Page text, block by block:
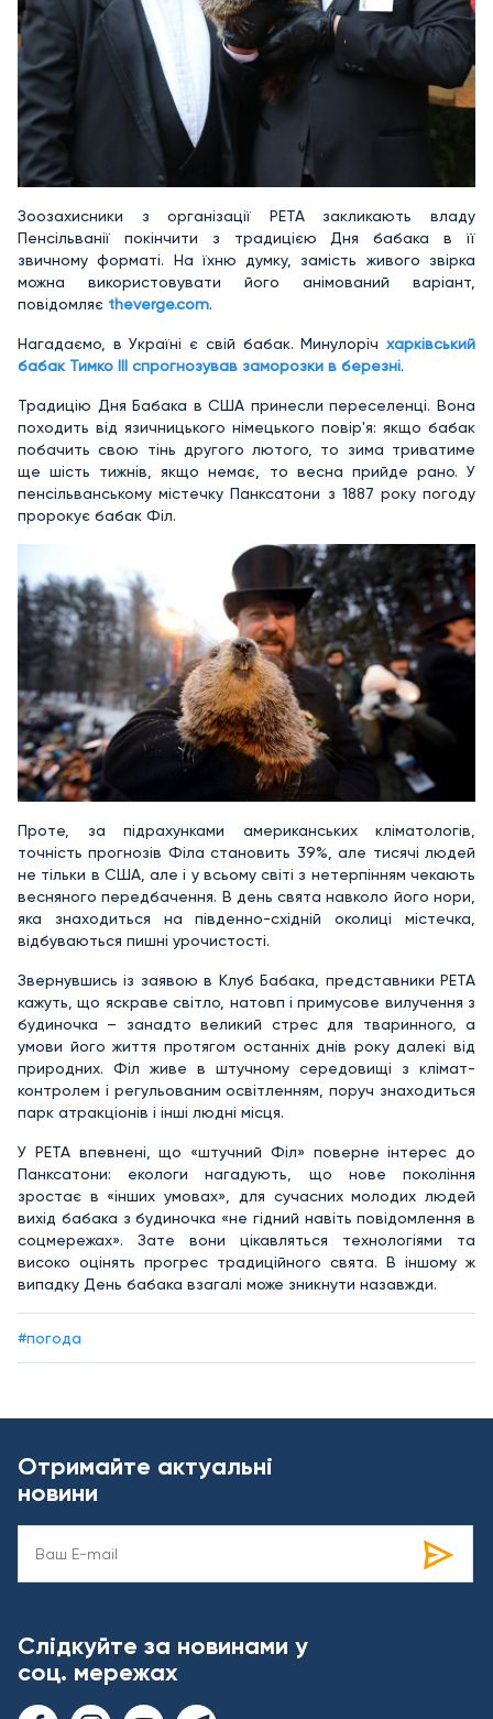
Зоозахисники з організації PETA закликають владу
Пенсільванії покінчити з традицією Дня бабака в її
звичному форматі. На їхню думку, замість живого звірка
можна використовувати його анімований варіант,
повідомляє theverge.com.
Нагадаємо, в Україні є свій бабак. Минулоріч харківський
бабак Тимко ІІІ спрогнозував заморозки в березні.
Традицію Дня Бабака в США принесли переселенці. Вона
походить від язичницького німецького повір'я: якщо бабак
побачить свою тінь другого лютого, то зима триватиме
ще шість тижнів, якщо немає, то весна прийде рано. У
пенсільванському містечку Панксатони з 1887 року погоду
пророкує бабак Філ.
Проте, за підрахунками американських кліматологів,
точність прогнозів Філа становить 39%, але тисячі людей
не тільки в США, але і у всьому світі з нетерпінням чекають
весняного передбачення. В день свята навколо його нори,
яка знаходиться на південно-східній околиці містечка,
відбуваються пишні урочистості.
Звернувшись із заявою в Клуб Бабака, представники PETA
кажуть, що яскраве світло, натовп і примусове вилучення з
будиночка – занадто великий стрес для тваринного, а
умови його життя протягом останніх днів року далекі від
природних. Філ живе в штучному середовищі з клімат-
контролем і регульованим освітленням, поруч знаходиться
парк атракціонів і інші людні місця.
У PETA впевнені, що «штучний Філ» поверне інтерес до
Панксатони: екологи нагадують, що нове покоління
зростає в «інших умовах», для сучасних молодих людей
вихід бабака з будиночка «не гідний навіть повідомлення в
соцмережах». Зате вони цікавляться технологіями та
високо оцінять прогрес традиційного свята. В іншому ж
випадку День бабака взагалі може зникнути назавжди.
#погода
Отримайте актуальні
новини
Слідкуйте за новинами у
соц. мережах